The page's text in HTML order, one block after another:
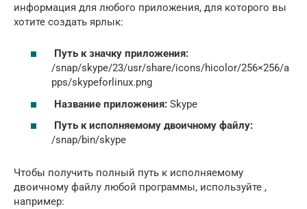
информация для любого приложения, для которого вы
хотите создать ярлык:
Путь к значку приложения:
/snap/skype/23/usr/share/icons/hicolor/256×256/a
pps/skypeforlinux.png
Название приложения: Skype
Путь к исполняемому двоичному файлу:
/snap/bin/skype
Чтобы получить полный путь к исполняемому
двоичному файлу любой программы, используйте ,
например: